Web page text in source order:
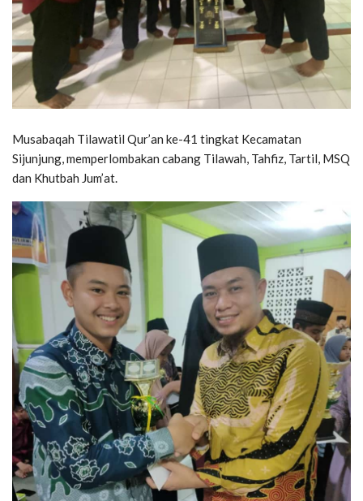
Musabaqah Tilawatil Qur’an ke-41 tingkat Kecamatan
Sijunjung, memperlombakan cabang Tilawah, Tahfiz, Tartil, MSQ
dan Khutbah Jum’at.